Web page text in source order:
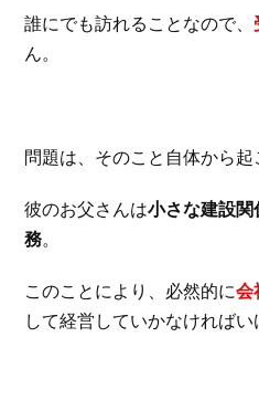
誰にでも訪れることなので、
ん。
問題は、そのこと自体から起
彼のお父さんは小さな建設
務。
このことにより、必然的に会
して経営していかなければい